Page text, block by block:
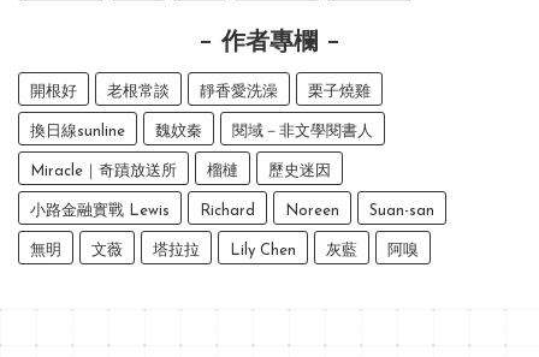
作者專欄
開根好 老根常談 靜香愛洗澡 栗子燒雞
換日線sunline 魏妏秦 閱域－非文學閱書人
Miracle｜奇蹟放送所 榴槤 歷史迷因
小路金融實戰 Lewis Richard Noreen Suan-san
無明 文薇 塔拉拉 Lily Chen 灰藍 阿嗅